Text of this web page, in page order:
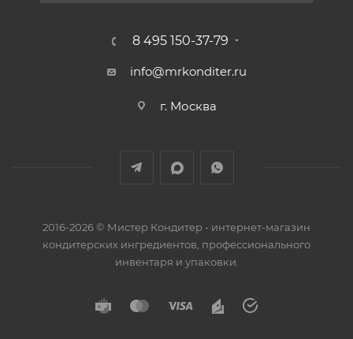
8 495 150-37-79
info@mrkonditer.ru
г. Москва
2016-2026 © Мистер Кондитер - интернет-магазин
кондитерских ингредиентов, профессионального
инвентаря и упаковки.